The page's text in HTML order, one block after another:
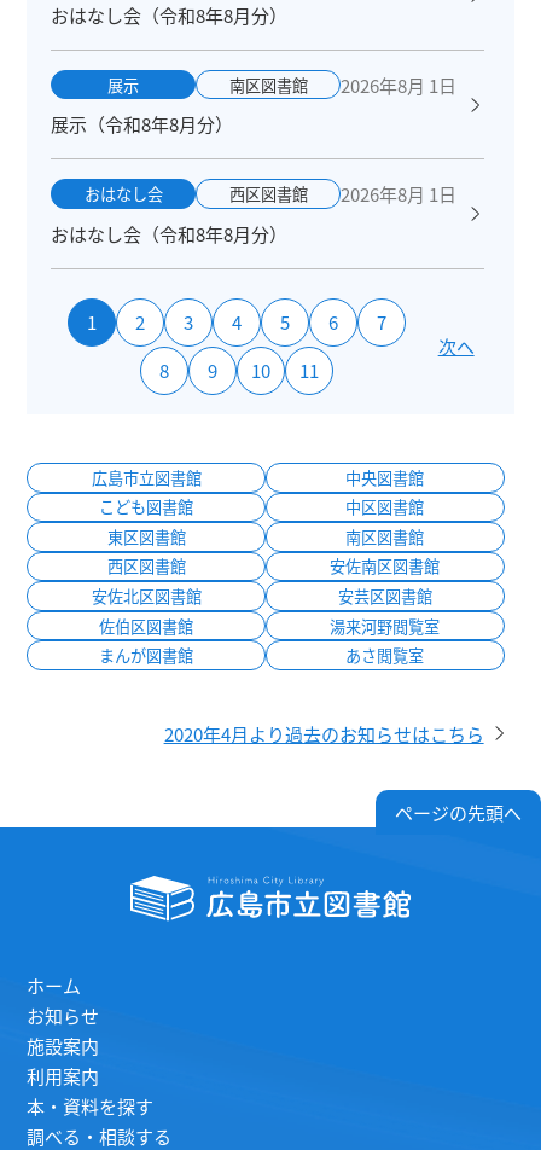
おはなし会（令和8年8月分）
展示 南区図書館
2026年8月 1日
展示（令和8年8月分）
おはなし会 西区図書館
2026年8月 1日
おはなし会（令和8年8月分）
1 2 3 4 5 6
7
8
9 10 11
次へ
広島市立図書館
中央図書館
こども図書館
中区図書館
東区図書館
南区図書館
西区図書館
安佐南区図書館
安佐北区図書館
安芸区図書館
佐伯区図書館
湯来河野閲覧室
まんが図書館
あさ閲覧室
2020年4月より過去のお知らせはこちら
ページの先頭へ
ホーム
お知らせ
施設案内
利用案内
本・資料を探す
調べる・相談する